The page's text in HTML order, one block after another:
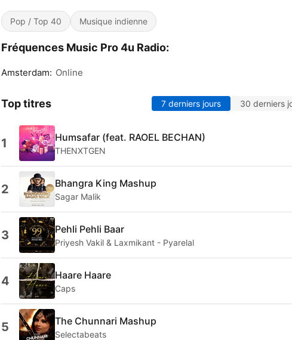
Pop / Top 40 Musique indienne
Fréquences Music Pro 4u Radio:
Amsterdam: Online
Top titres 7 derniers jours 30 derniers
1 Humsafar (feat. RAOEL BECHAN)
THENXTGEN
2 Bhangra King Mashup
Sagar Malik
3 Pehli Pehli Baar
Priyesh Vakil & Laxmikant - Pyarelal
4 Haare Haare
Caps
5 The Chunnari Mashup
Selectabeats